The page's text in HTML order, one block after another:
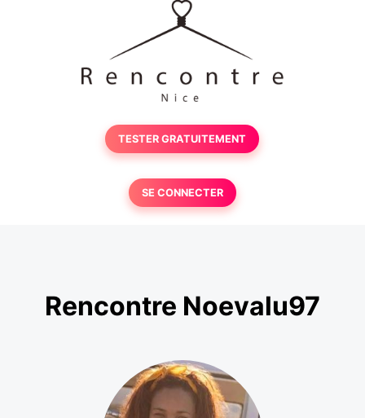
TESTER GRATUITEMENT
SE CONNECTER
Rencontre Noevalu97